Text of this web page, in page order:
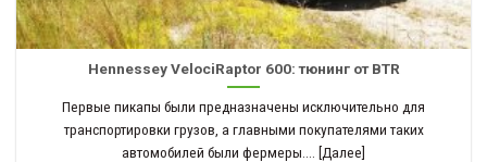
Hennessey VelociRaptor 600: тюнинг от BTR
Первые пикапы были предназначены исключительно для
транспортировки грузов, а главными покупателями таких
автомобилей были фермеры.... [Далее]